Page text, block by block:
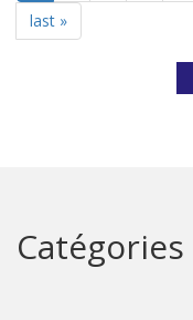
last »
Catégories